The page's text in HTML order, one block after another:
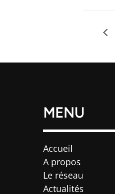
MENU
Accueil
A propos
Le réseau
Actualités